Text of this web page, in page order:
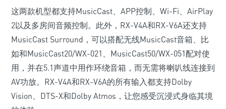
这两款机型都支持MusicCast、APP控制、Wi-Fi、AirPlay
2以及多房间音频控制。此外，RX-V4A和RX-V6A还支持
MusicCast Surround，可以搭配无线MusicCast音箱、比
如和MusicCast20/WX-021、MusicCast50/WX-051配对使
用，并在5.1声道中用作环绕音箱，而无需将喇叭线连接到
AV功放。RX-V4A和RX-V6A的所有输入都支持Dolby
Vision、DTS-X和Dolby Atmos，让您感受沉浸式身临其境